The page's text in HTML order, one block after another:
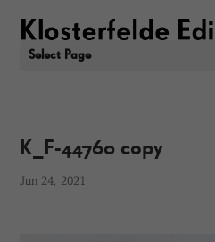
Select Page
K_F-44760 copy
Jun 24, 2021